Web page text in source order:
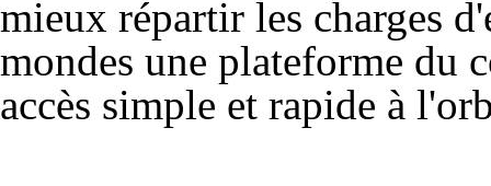
mieux répartir les charges
mondes une plateforme du
accès simple et rapide à